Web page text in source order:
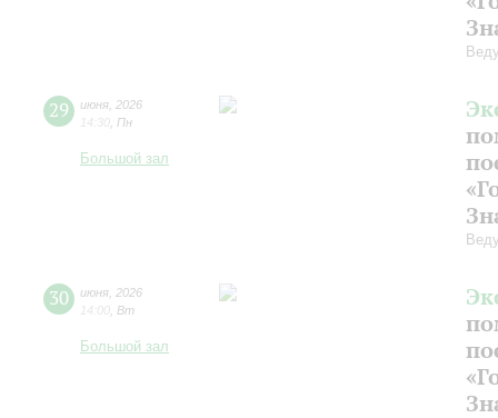
29 июня 2026
14:30 Пн
Большой зал
30 июня 2026
14:00 Вт
Большой зал